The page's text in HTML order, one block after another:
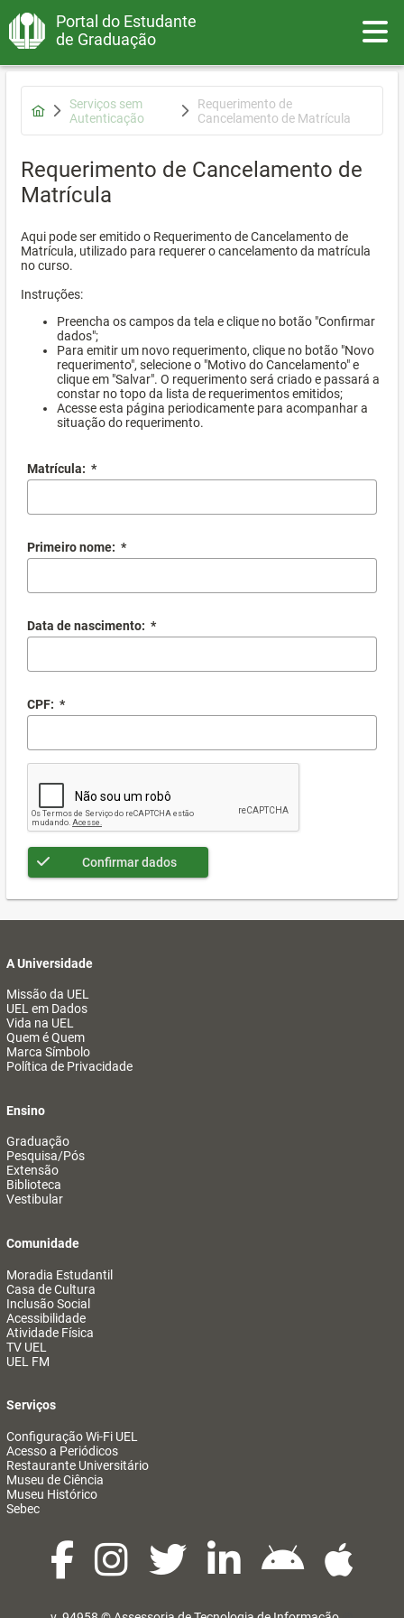
Portal do Estudante
de Graduação
Serviços sem
Autenticação
Requerimento de
Cancelamento de Matrícula
Requerimento de Cancelamento de
Matrícula
Aqui pode ser emitido o Requerimento de Cancelamento de
Matrícula, utilizado para requerer o cancelamento da matrícula
no curso.
Instruções:
Preencha os campos da tela e clique no botão "Confirmar
dados";
Para emitir um novo requerimento, clique no botão "Novo
requerimento", selecione o "Motivo do Cancelamento" e
clique em "Salvar". O requerimento será criado e passará a
constar no topo da lista de requerimentos emitidos;
Acesse esta página periodicamente para acompanhar a
situação do requerimento.
Matrícula: *
Primeiro nome: *
Data de nascimento: *
CPF: *
Confirmar dados
A Universidade
Missão da UEL
UEL em Dados
Vida na UEL
Quem é Quem
Marca Símbolo
Política de Privacidade
Ensino
Graduação
Pesquisa/Pós
Extensão
Biblioteca
Vestibular
Comunidade
Moradia Estudantil
Casa de Cultura
Inclusão Social
Acessibilidade
Atividade Física
TV UEL
UEL FM
Serviços
Configuração Wi-Fi UEL
Acesso a Periódicos
Restaurante Universitário
Museu de Ciência
Museu Histórico
Sebec